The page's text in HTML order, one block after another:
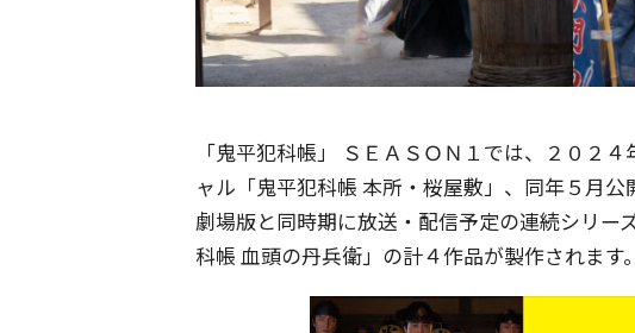
「鬼平犯科帳」 ＳＥＡＳＯＮ１では、２０２
ャル「鬼平犯科帳 本所・桜屋敷」、同年５月
劇場版と同時期に放送・配信予定の連続シリー
科帳 血頭の丹兵衛」の計４作品が製作されます。